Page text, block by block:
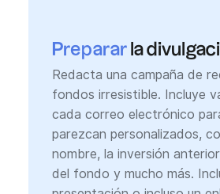
Prepararla
Redacta una campaña de
fondos irresistible. Incluye
cada correo electrónico
parezcan personalizados,
nombre, la inversión
del fondo y mucho más.